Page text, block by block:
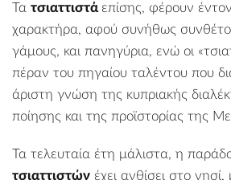
Τα τσιαττιστά επίσης, φέρουν
χαρακτήρα, αφού συνήθως
γάμους, και πανηγύρια, ενώ οι
πέραν του πηγαίου ταλέντου που
άριστη γνώση της κυπριακής
ποίησης και της προϊστορίας της
Τα τελευταία έτη μάλιστα, η
τσιαττιστών έχει ανθίσει στο